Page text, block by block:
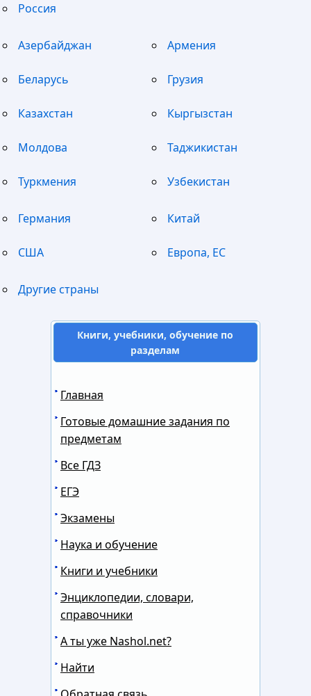
Россия
Азербайджан Армения
Беларусь Грузия
Казахстан Кыргызстан
Молдова Таджикистан
Туркмения Узбекистан
Германия Китай
США Европа, ЕС
Другие страны
Книги, учебники, обучение по
разделам
Главная
Готовые домашние задания по
предметам
Все ГДЗ
ЕГЭ
Экзамены
Наука и обучение
Книги и учебники
Энциклопедии, словари,
справочники
А ты уже Nashol.net?
Найти